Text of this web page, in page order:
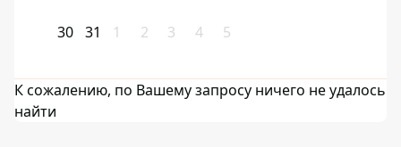
30 31 1 2 3 4 5
К сожалению, по Вашему запросу ничего не удалось
найти